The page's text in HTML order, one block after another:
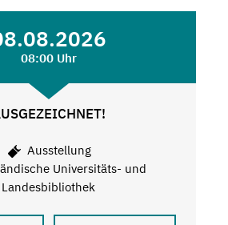
08:00 Uhr
Ausstellung
Universitäts- und
Landesbibliothek